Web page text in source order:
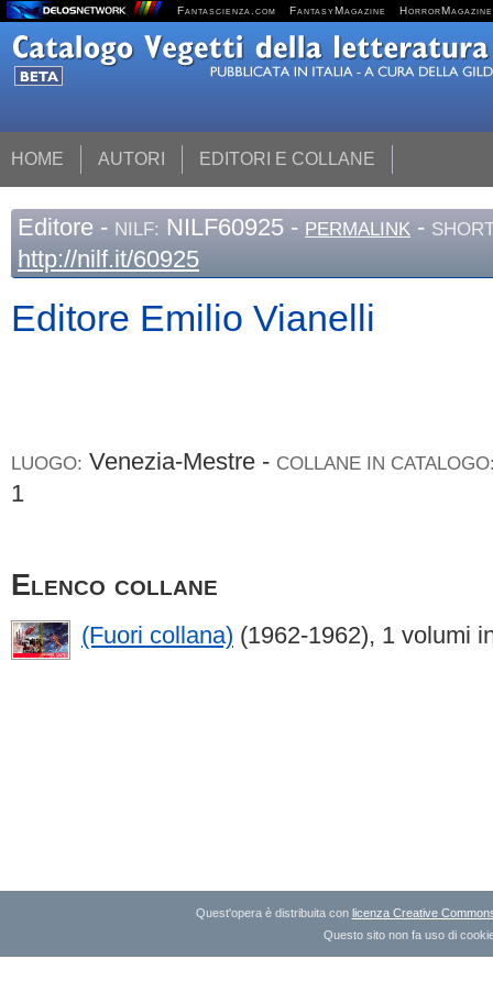
Fantascienza.com FantasyMagazine HorrorMagazine
HOME AUTORI EDITORI E COLLANE
Editore - NILF: NILF60925 - PERMALINK -
http://nilf.it/60925
Editore Emilio Vianelli
LUOGO: Venezia-Mestre - COLLANE IN
1
Elenco collane
(Fuori collana) (1962-1962), 1 volumi
Quest'opera è distribuita con licenza Creative
Questo sito non fa uso di